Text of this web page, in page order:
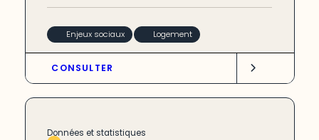
Enjeux sociaux Logement
CONSULTER
Données et statistiques